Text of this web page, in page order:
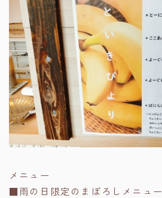
メニュー
■雨の日限定のまぼろしメニュー